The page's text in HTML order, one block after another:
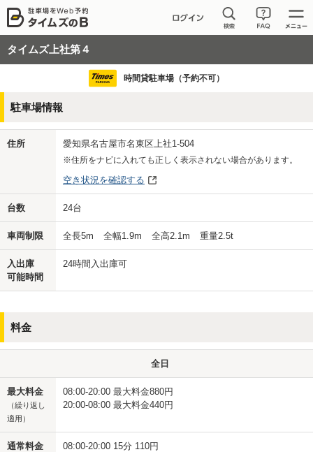
タイムズ上社第４
時間貸駐車場（予約不可）
駐車場情報
住所 愛知県名古屋市名東区上社1-504
※住所をナビに入れても正しく表示されない場合があります。
空き状況を確認する
台数 24台
車両制限 全長5m 全幅1.9m 全高2.1m 重量2.5t
入出庫
可能時間
24時間入出庫可
料金
全日
最大料金
（繰り返し
適用）
08:00-20:00 最大料金880円
20:00-08:00 最大料金440円
通常料金
08:00-20:00 15分 110円